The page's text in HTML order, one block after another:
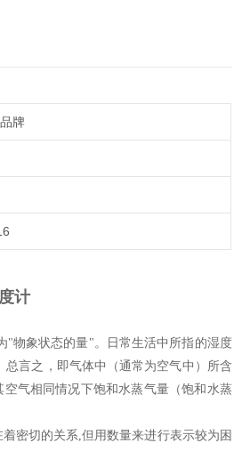
牌
计
"物象状态的量"。日常生活中所指的湿度
总言之，即气体中（通常为空气中）所含
气相同情况下饱和水蒸气量（饱和水蒸
密切的关系,但用数量来进行表示较为困